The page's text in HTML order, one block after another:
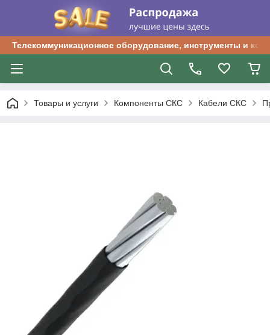
Телекоммуникационное оборудование, инструменты и
Товары и услуги Компоненты СКС Кабели СКС